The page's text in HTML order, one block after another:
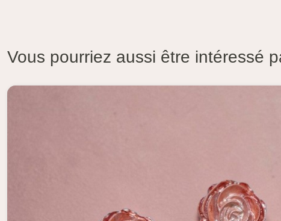
Vous pourriez aussi être intéressé